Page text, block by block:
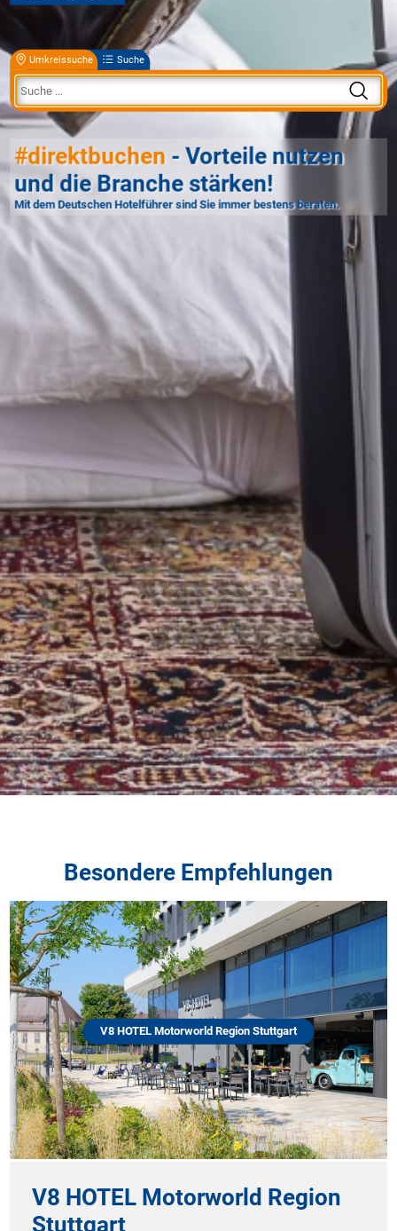
Umkreissuche Suche
#direktbuchen - Vorteile nutzen
und die Branche stärken!
Mit dem Deutschen Hotelführer sind Sie immer bestens beraten.
Besondere Empfehlungen
V8 HOTEL Motorworld Region Stuttgart
V8 HOTEL Motorworld Region
Stuttgart